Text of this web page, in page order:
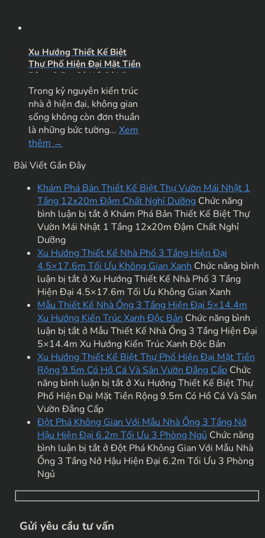
Xu Hướng Thiết Kế Biệt
Thự Phố Hiện Đại Mặt Tiền
Rộng 9.5m Có Hồ Cá Và
Sân Vườn Đẳng Cấp
Trong kỷ nguyên kiến trúc
nhà ở hiện đại, không gian
sống không còn đơn thuần
là những bức tường... Xem
thêm →
Bài Viết Gần Đây
Khám Phá Bản Thiết Kế Biệt Thự Vườn Mái Nhật 1
Tầng 12x20m Đậm Chất Nghỉ Dưỡng Chức năng
bình luận bị tắtở Khám Phá Bản Thiết Kế Biệt Thự
Vườn Mái Nhật 1 Tầng 12x20m Đậm Chất Nghỉ
Dưỡng
Xu Hướng Thiết Kế Nhà Phố 3 Tầng Hiện Đại
4.5×17.6m Tối Ưu Không Gian Xanh Chức năng bình
luận bị tắtở Xu Hướng Thiết Kế Nhà Phố 3 Tầng
Hiện Đại 4.5×17.6m Tối Ưu Không Gian Xanh
Mẫu Thiết Kế Nhà Ống 3 Tầng Hiện Đại 5×14.4m
Xu Hướng Kiến Trúc Xanh Độc Bản Chức năng bình
luận bị tắtở Mẫu Thiết Kế Nhà Ống 3 Tầng Hiện Đại
5×14.4m Xu Hướng Kiến Trúc Xanh Độc Bản
Xu Hướng Thiết Kế Biệt Thự Phố Hiện Đại Mặt Tiền
Rộng 9.5m Có Hồ Cá Và Sân Vườn Đẳng Cấp Chức
năng bình luận bị tắtở Xu Hướng Thiết Kế Biệt Thự
Phố Hiện Đại Mặt Tiền Rộng 9.5m Có Hồ Cá Và Sân
Vườn Đẳng Cấp
Đột Phá Không Gian Với Mẫu Nhà Ống 3 Tầng Nở
Hậu Hiện Đại 6.2m Tối Ưu 3 Phòng Ngủ Chức năng
bình luận bị tắtở Đột Phá Không Gian Với Mẫu Nhà
Ống 3 Tầng Nở Hậu Hiện Đại 6.2m Tối Ưu 3 Phòng
Ngủ
Gửi yêu cầu tư vấn